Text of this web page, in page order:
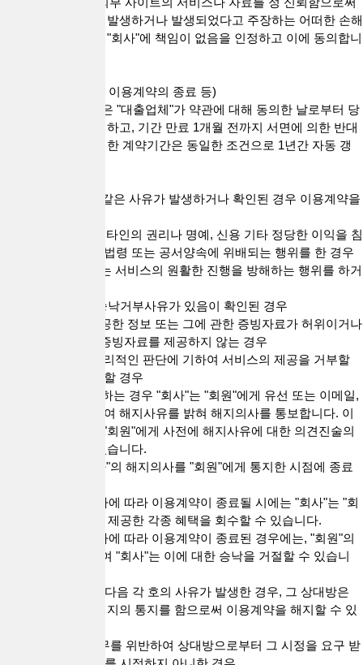
또는 이와 관련하여 발생하거나 발생되었다고 주장하는 어떠한 손해
나 손실에 대해서도 "회사"에 책임이 없음을 인정하고 이에 동의합니
제13조(계약기간 및 이용계약의 종료 등)
1. 이용계약의 기간은 "대출업체"가 약관에 대해 동의한 날로부터 당
해 연도 말일까지로 하고, 기간 만료 1개월 전까지 서면에 의한 반대
의 의사표시가 없는 한 계약기간은 동일한 조건으로 1년간 자동 갱
1) "회사"는 다음과 같은 사유가 발생하거나 확인된 경우 이용계약을
① 다른 "회원" 또는 타인의 권리나 명예, 신용 기타 정당한 이익을 침
해하거나 대한민국 법령 또는 공서양속에 위배되는 행위를 한 경우
② "회사"가 제공하는 서비스의 원활한 진행을 방해하는 행위를 하거
③ 제7조 제5항의 승낙거부사유가 있음이 확인된 경우
④ "대출업체"가 제공한 정보 또는 그에 관한 증빙자료가 허위이거나
"회사"가 요청하는 증빙자료를 제공하지 않는 경우
⑤ 기타 "회사"가 합리적인 판단에 기하여 서비스의 제공을 거부할
필요가 있다고 인정할 경우
2) "회사"가 해지를 하는 경우 "회사"는 "회원"에게 유선 또는 이메일,
기타의 방법을 통하여 해지사유를 밝혀 해지의사를 통보합니다. 이
경우 "회사"는 해당 "회원"에게 사전에 해지사유에 대한 의견진술의
기회를 부여할 수 있습니다.
3) 이용계약은 "회사"의 해지의사를 "회원"에게 통지한 시점에 종료
4) 본 항에서 정한 바에 따라 이용계약이 종료될 시에는 "회사"는 "회
원"에게 부가적으로 제공한 각종 혜택을 회수할 수 있습니다.
5) 본 항에서 정한 바에 따라 이용계약이 종료된 경우에는, "회원"의
재이용신청에 대하여 "회사"는 이에 대한 승낙을 거절할 수 있습니
3. 당사자 일방에게 다음 각 호의 사유가 발생한 경우, 그 상대방은
별도의 최고 없이 해지의 통지를 함으로써 이용계약을 해지할 수 있
1) “이용계약”의 의무를 위반하여 상대방으로부터 그 시정을 요구 받